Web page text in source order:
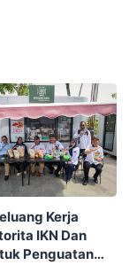
Kerja
IKN Dan
Penguatan